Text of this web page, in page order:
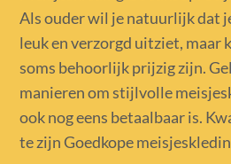
Als ouder wil je natuurlijk dat
leuk en verzorgd uitziet, maar
soms behoorlijk prijzig zijn.
manieren om stijlvolle
ook nog eens betaalbaar is.
te zijn Goedkope